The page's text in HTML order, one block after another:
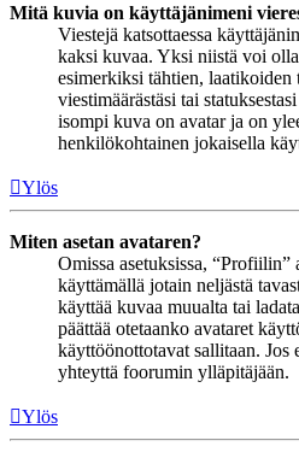
Mitä kuvia on käyttäjänimeni
Viestejä katsottaessa
kaksi kuvaa. Yksi niistä voi
esimerkiksi tähtien, laatikoiden
viestimäärästäsi tai
isompi kuva on avatar ja on
henkilökohtainen jokaisella
Ylös
Miten asetan avataren?
Omissa asetuksissa, “Profiilin”
käyttämällä jotain neljästä
käyttää kuvaa muualta tai
päättää otetaanko avataret
käyttöönottotavat sallitaan. Jos
yhteyttä foorumin ylläpitäjään.
Ylös